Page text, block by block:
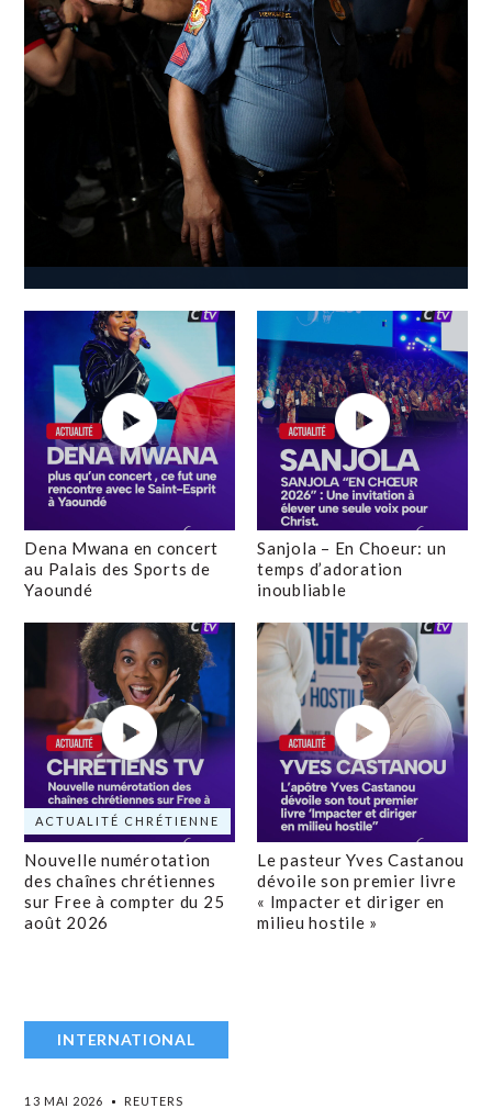
Dena Mwana en concert
au Palais des Sports de
Yaoundé
Sanjola – En Choeur: un
temps d’adoration
inoubliable
ACTUALITÉ CHRÉTIENNE
Nouvelle numérotation
des chaînes chrétiennes
sur Free à compter du 25
août 2026
Le pasteur Yves Castanou
dévoile son premier livre
« Impacter et diriger en
milieu hostile »
INTERNATIONAL
13 MAI 2026 REUTERS